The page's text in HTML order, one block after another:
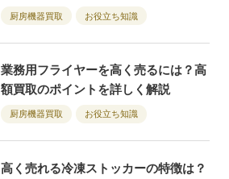
厨房機器買取 お役立ち知識
業務用フライヤーを高く売るには？高
額買取のポイントを詳しく解説
厨房機器買取 お役立ち知識
高く売れる冷凍ストッカーの特徴は？